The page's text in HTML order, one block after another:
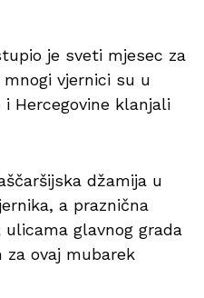
je sveti mjesec za
vjernici su u
Hercegovine klanjali
džamija u
a praznična
glavnog grada
za ovaj mubarek